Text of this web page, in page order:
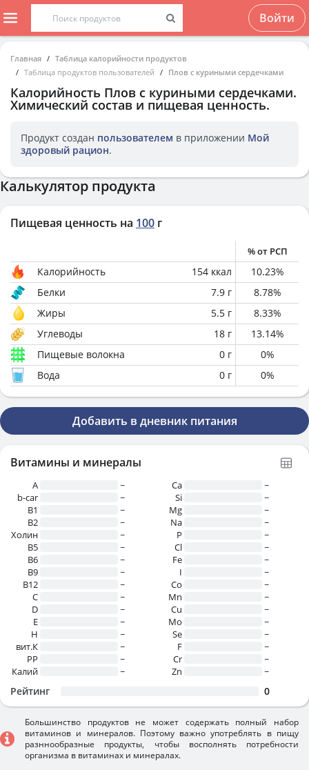
Войти
Главная
Таблица калорийности продуктов
Таблица продуктов пользователей
Плов с куриными сердечками
Калорийность Плов с куриными сердечками.
Химический состав и пищевая ценность.
Продукт создан пользователем в приложении Мой
здоровый рацион.
Калькулятор продукта
Пищевая ценность на 100 г
% от РСП
Калорийность 154 ккал 10.23%
Белки
7.9 г 8.78%
Жиры
5.5 г 8.33%
Углеводы
18 г 13.14%
Пищевые волокна
0 г 0%
Вода
0 г 0%
Добавить в дневник питания
Витамины и минералы
A
~
b-car
~
В1
~
B2
~
Холин
~
B5
~
B6
~
B9
~
B12
~
C
~
D
~
E
~
H
~
вит.К
~
PP
~
Калий
~
Ca
~
Si
~
Mg
~
Na
~
P
~
Cl
~
Fe
~
I
~
Co
~
Mn
~
Cu
~
Mo
~
Se
~
F
~
Cr
~
Zn
~
Рейтинг 0
Большинство продуктов не может содержать полный набор
витаминов и минералов. Поэтому важно употреблять в пищу
разннообразные продукты, чтобы восполнять потребности
организма в витаминах и минералах.